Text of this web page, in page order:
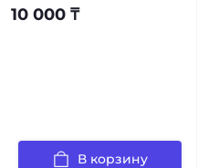
10 000 ₸
В корзину